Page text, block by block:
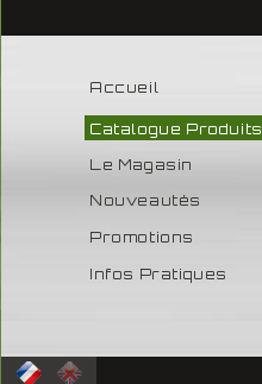
Accueil
Catalogue Produits
Le Magasin
Nouveautés
Promotions
Infos Pratiques